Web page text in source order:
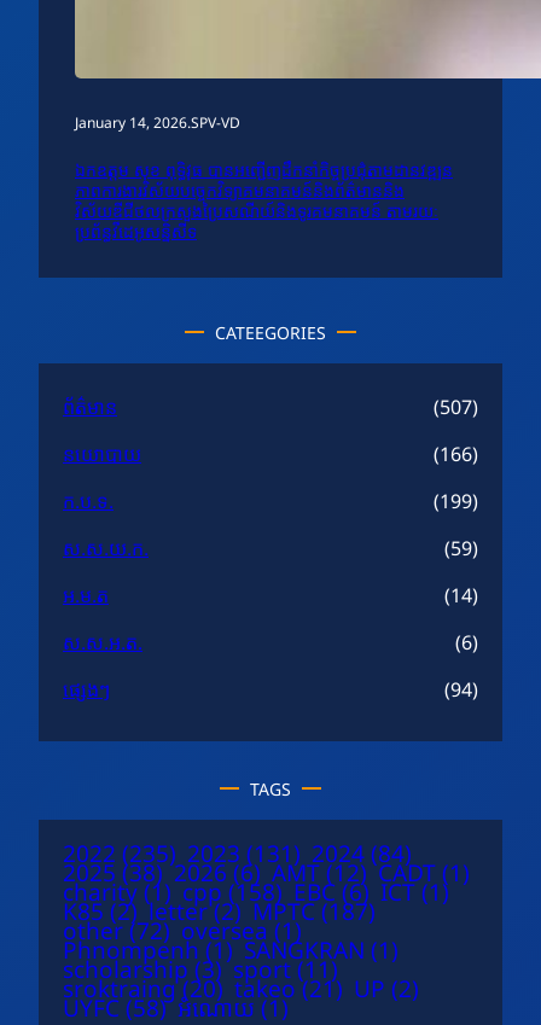
January 14, 2026.SPV-VD
ឯកឧត្តម សុខ ពុទ្ធិវុធ បានអញ្ជើញដឹកនាំកិច្ចប្រជុំតាមដានវឌ្ឍន
ភាពការងារវិស័យបច្ចេកវិទ្យាគមនាគមន៍និងព័ត៌មាននិង
វិស័យឌីជីថលក្រសួងប្រៃសណីយ៍និងទូរគមនាគមន៍ តាមរយៈ
ប្រព័ន្ធវីដេអូសន្និសីទ
CATEEGORIES
ព័ត៌មាន
(507)
នយោបាយ
(166)
ក.ប.ទ.
(199)
ស.ស.យ.ក.
(59)
អ.ម.ត
(14)
ស.ស.អ.ត.
(6)
ផ្សេងៗ
(94)
TAGS
2022 (235) 2023 (131) 2024 (84)
2025 (38) 2026 (6) AMT (12) CADT (1)
charity (1) cpp (158) EBC (6) ICT (1)
K85 (2) letter (2) MPTC (187)
other (72) oversea (1)
Phnompenh (1) SANGKRAN (1)
scholarship (3) sport (11)
sroktraing (20) takeo (21) UP (2)
UYFC (58) អំណោយ (1)